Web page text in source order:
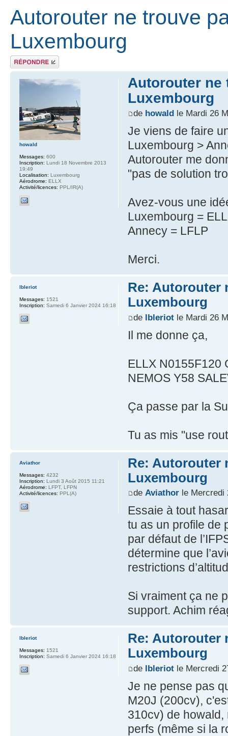
Autorouter ne trouve
Luxembourg
Répondre
Autorouter ne
Luxembourg
de howaldle Mardi 26
Je viens de faire
Luxembourg >
Autorouter me
"pas de solution
Avez-vous une
Luxembourg =
Annecy = LFLP
Merci.
howald
Messages: 600
Inscription: Lundi 18 Novembre 2013
19:49
Localisation: Luxembourg
Aérodrome: ELLX
Activité/licences: PPL/IR(A)
Re: Autorouter
Luxembourg
de lbleriotle Mardi 26
Il me donne ça,
ELLX N0155F120
NEMOS Y58
Ça passe par la
Tu as mis "use
lbleriot
Messages: 1521
Inscription: Samedi 6 Janvier 2024 16:18
Re: Autorouter
Luxembourg
de Aviathorle Mercredi
Essaie à tout
tu as un profile de
par défaut de
détermine que
restrictions
Si vraiment ça ne
support. Achim
Aviathor
Messages: 4232
Inscription: Lundi 3 Août 2015 11:21
Aérodrome: LFPT, LFPN
Activité/licences: PPL(A)
Re: Autorouter
Luxembourg
de lbleriotle Mercredi
Je ne pense pas
M20J (200cv),
310cv) de
perfs (même si la
lbleriot
Messages: 1521
Inscription: Samedi 6 Janvier 2024 16:18